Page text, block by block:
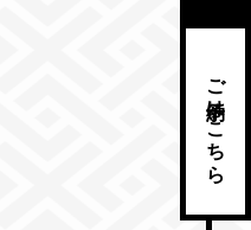
ご予約はこちら